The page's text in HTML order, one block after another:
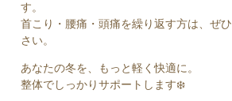
す。
首こり・腰痛・頭痛を繰り返す方は、ぜ
さい。
あなたの冬を、もっと軽く快適に。
整体でしっかりサポートします❄️